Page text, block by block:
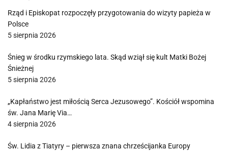
Rząd i Episkopat rozpoczęły przygotowania do wizyty papieża w
Polsce
5 sierpnia 2026
Śnieg w środku rzymskiego lata. Skąd wziął się kult Matki Bożej
Śnieżnej
5 sierpnia 2026
„Kapłaństwo jest miłością Serca Jezusowego”. Kościół wspomina
św. Jana Marię Via…
4 sierpnia 2026
Św. Lidia z Tiatyry – pierwsza znana chrześcijanka Europy